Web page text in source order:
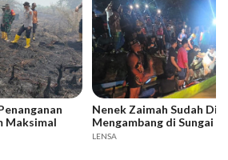
Maksimal
Nenek Zaimah Sudah
Mengambang di Sungai
LENSA